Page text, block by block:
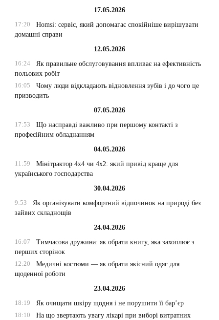
17.05.2026
17:20
Homsi: сервіс, який допомагає спокійніше вирішувати
домашні справи
12.05.2026
16:24
Як правильне обслуговування впливає на ефективність
польових робіт
16:05
Чому люди відкладають відновлення зубів і до чого це
призводить
07.05.2026
17:53
Що насправді важливо при першому контакті з
професійним обладнанням
04.05.2026
11:59
Мінітрактор 4х4 чи 4х2: який привід краще для
українського господарства
30.04.2026
9:53
Як організувати комфортний відпочинок на природі без
зайвих складнощів
24.04.2026
16:07
Тимчасова дружина: як обрати книгу, яка захоплює з
перших сторінок
12:20
Медичні костюми — як обрати якісний одяг для
щоденної роботи
23.04.2026
18:19
Як очищати шкіру щодня і не порушити її бар’єр
18:10
На що звертають увагу лікарі при виборі витратних